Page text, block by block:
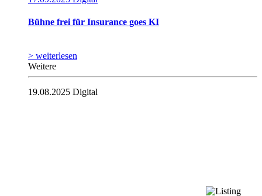
Bühne frei für Insurance goes KI
> weiterlesen
Weitere
19.08.2025 Digital